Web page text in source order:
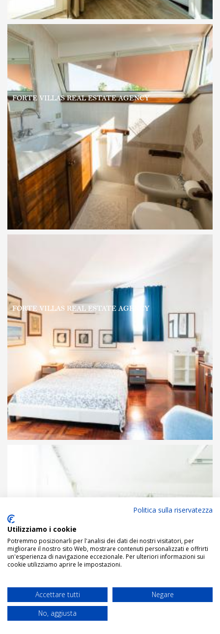
Politica sulla riservatezza
Utilizziamo i cookie
Potremmo posizionarli per l'analisi dei dati dei nostri visitatori, per
migliorare il nostro sito Web, mostrare contenuti personalizzati e offrirti
un'esperienza di navigazione eccezionale. Per ulteriori informazioni sui
cookie utilizziamo aprire le impostazioni.
Accettare tutti
Negare
No, aggiusta